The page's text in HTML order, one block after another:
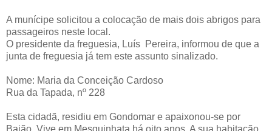
A munícipe solicitou a colocação de mais dois abrigos para
passageiros neste local.
O presidente da freguesia, Luís Pereira, informou de que a
junta de freguesia já tem este assunto sinalizado.
Nome: Maria da Conceição Cardoso
Rua da Tapada, nº 228
Esta cidadã, residiu em Gondomar e apaixonou-se por
Baião. Vive em Mesquinhata há oito anos. A sua habitação